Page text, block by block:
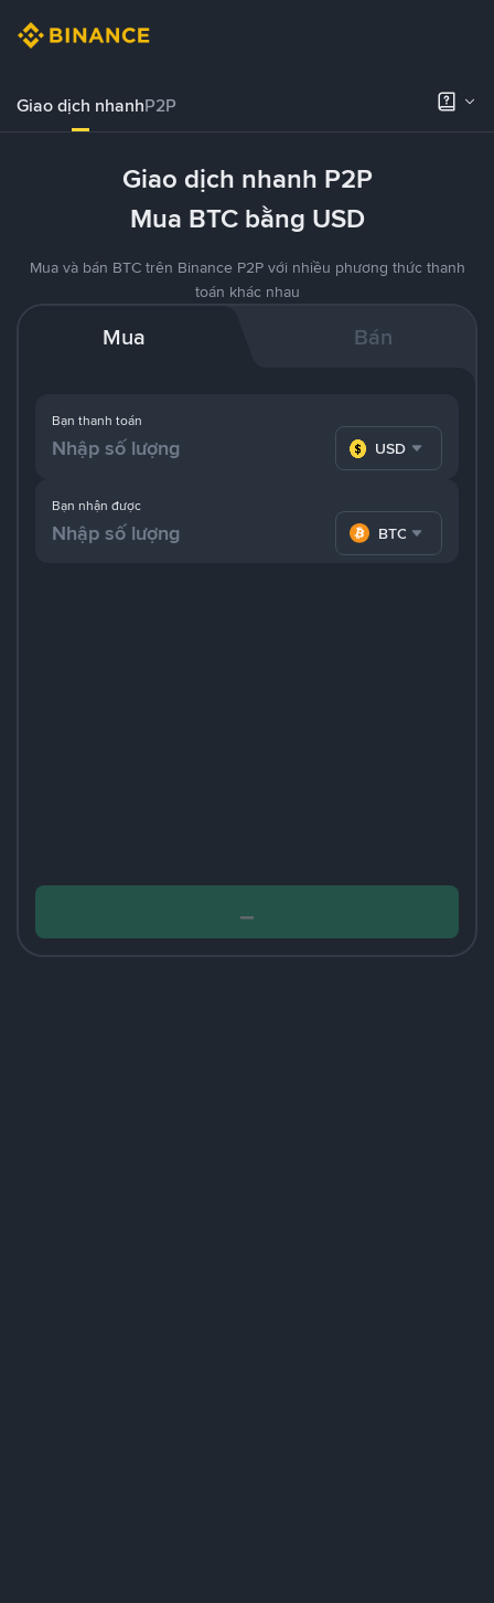
Giao dịch nhanhP2P
Giao dịch nhanh P2P
Mua BTC bằng USD
Mua và bán BTC trên Binance P2P với nhiều phương thức thanh
toán khác nhau
Mua Bán
Bạn thanh toán
USD
Bạn nhận được
BTC